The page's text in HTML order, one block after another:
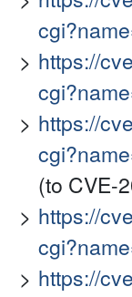
https://
https://
(to CVE-
https://
https://